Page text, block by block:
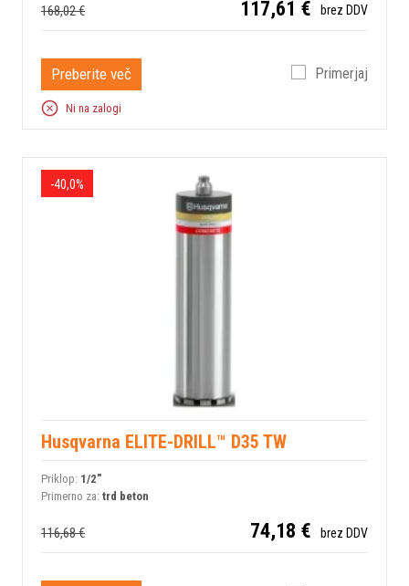
168,02 € 117,61 € brez DDV
Preberite več Primerjaj
Ni na zalogi
-40,0%
Husqvarna ELITE-DRILL™ D35 TW
Priklop: 1/2"
Primerno za: trd beton
116,68 € 74,18 € brez DDV